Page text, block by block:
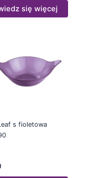
się więcej
s fioletowa